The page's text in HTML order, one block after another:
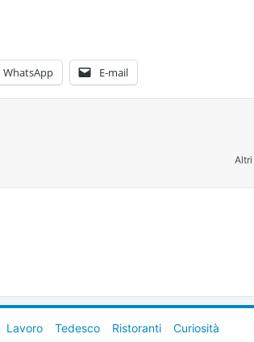
WhatsApp E-mail
Lavoro Tedesco Ristoranti Curiosità